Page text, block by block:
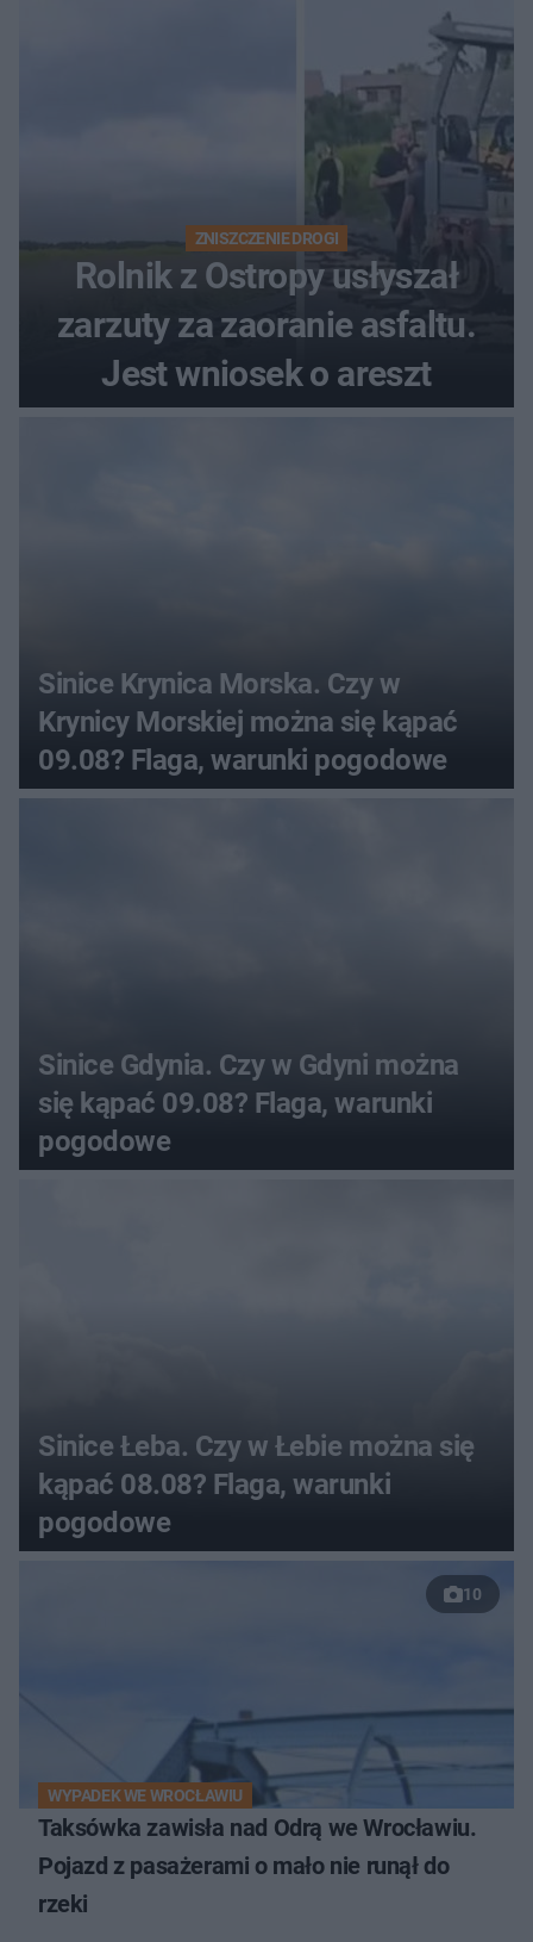
ZNISZCZENIE DROGI
Rolnik z Ostropy usłyszał
zarzuty za zaoranie asfaltu.
Jest wniosek o areszt
Sinice Krynica Morska. Czy w
Krynicy Morskiej można się kąpać
09.08? Flaga, warunki pogodowe
Sinice Gdynia. Czy w Gdyni można
się kąpać 09.08? Flaga, warunki
pogodowe
Sinice Łeba. Czy w Łebie można się
kąpać 08.08? Flaga, warunki
pogodowe
10
WYPADEK WE WROCŁAWIU
Taksówka zawisła nad Odrą we Wrocławiu.
Pojazd z pasażerami o mało nie runął do
rzeki